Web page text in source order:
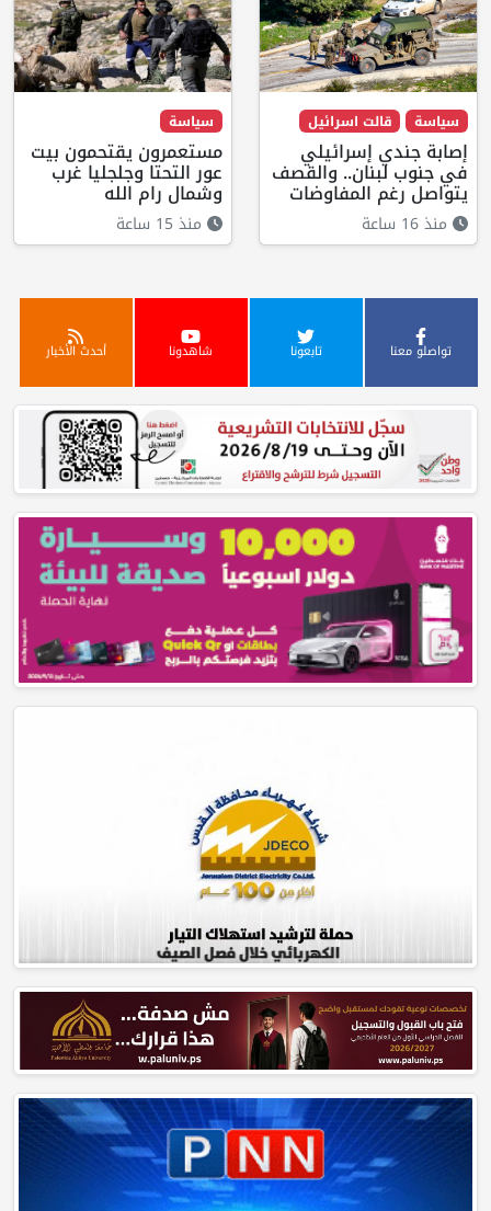
سياسة قالت اسرائيل
إصابة جندي إسرائيلي
في جنوب لبنان.. والقصف
يتواصل رغم المفاوضات
منذ 16 ساعة
سياسة
مستعمرون يقتحمون بيت
عور التحتا وجلجليا غرب
وشمال رام الله
منذ 15 ساعة
تواصلو معنا تابعونا شاهدونا أحدث الأخبار